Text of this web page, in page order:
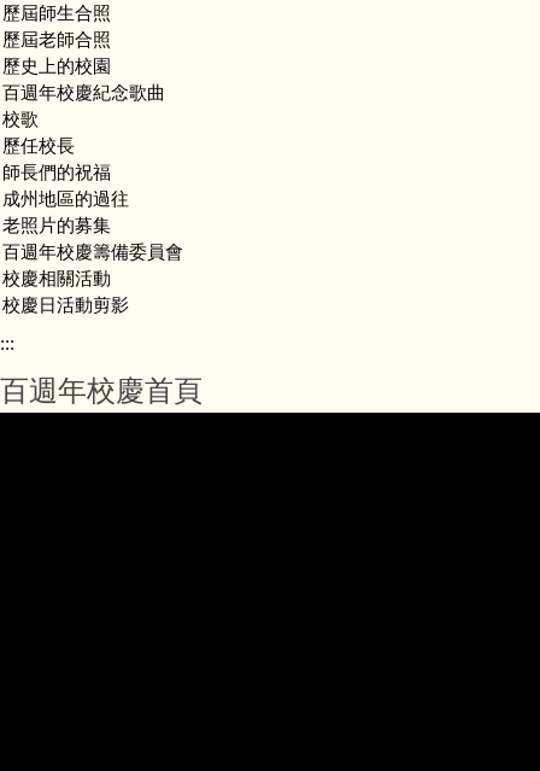
歷屆師生合照
歷屆老師合照
歷史上的校園
百週年校慶紀念歌曲
校歌
歷任校長
師長們的祝福
成州地區的過往
老照片的募集
百週年校慶籌備委員會
校慶相關活動
校慶日活動剪影
:::
百週年校慶首頁